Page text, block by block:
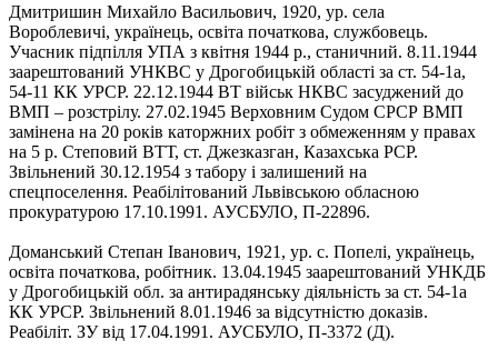
Дмитришин Михайло Васильович, 1920, ур. села
Вороблевичі, українець, освіта початкова, службовець.
Учасник підпілля УПА з квітня 1944 р., станичний. 8.11.1944
заарештований УНКВС у Дрогобицькій області за ст. 54-1а,
54‑11 КК УРСР. 22.12.1944 ВТ військ НКВС засуджений до
ВМП – розстрілу. 27.02.1945 Верховним Судом СРСР ВМП
замінена на 20 років каторжних робіт з обмеженням у правах
на 5 р. Степовий ВТТ, ст. Джезказган, Казахська РСР.
Звільнений 30.12.1954 з табору і залишений на
спецпоселення. Реабілітований Львівською обласною
прокуратурою 17.10.1991. АУСБУЛО, П-22896.
Доманський Степан Іванович, 1921, ур. с. Попелі, українець,
освіта початкова, робітник. 13.04.1945 заарештований УНКДБ
у Дрогобицькій обл. за антирадянську діяльність за ст. 54-1а
КК УРСР. Звільнений 8.01.1946 за відсутністю доказів.
Реабіліт. ЗУ від 17.04.1991. АУСБУЛО, П-3372 (Д).